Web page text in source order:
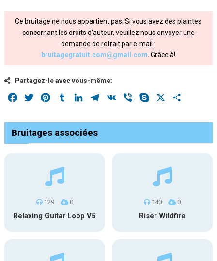
Ce bruitage ne nous appartient pas. Si vous avez des plaintes
concernant les droits d'auteur, veuillez nous envoyer une
demande de retrait par e-mail :
bruitagegratuit.com@gmail.com . Grâce à!
Partagez-le avec vous-même:
Facebook
Twitter PinterestTumblrLinkedInTelegram
VK Viber Skype
Bruitages associées
129 0
Relaxing Guitar Loop V5
140 0
Riser Wildfire